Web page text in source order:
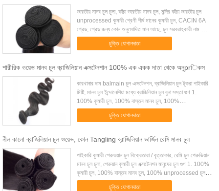
ভারতীয় মানব চুল চুলা, কাঁচা ভারতীয় মানব চুল, মন্দির কাঁচা ভারতীয় চুল
unprocessed কুমারী শ্রেণী শীর্ষ মানের কুমারী চুল, CACIN 6A
গ্রেড, গ্রেড জন্য কোন অনুমোদিত মান আছে, চুল সরবরাহকারী নাম গ্রেড
নিজেদের দ্বারা...
চুক্তি যোগানদাতা
শারীরিক ওয়েভ মানব চুল ব্রাজিলিয়ান এক্সটেনশান 100% এক একক দাতা থেকে অনুprিকস
কারখানার দাম balmain চুল এক্সটেনশন, ব্রাজিলিয়ান চুল টুকরা পাইকারি
মিষ্টি, মানব চুল ইন্দোনেশিয়া মধ্যে ব্রাজিলিয়ান চুল বুনা সস্তা গুণ 1.
100% কুমারী চুল, 100% বাস্তব মানব চুল, 100%
unprocessed চুল, 100% ব্রাজি...
চুক্তি যোগানদাতা
নীল কালো ব্রাজিলিয়ান চুল ওয়েভ, কোন Tangling ব্রাজিলিয়ান ভার্জিন রেমি মানব চুল
পাইকারি কুমারী পেরুওয়ান চুল বিক্রেতারা / বৃত্তাকার, রেমি চুল পেরুভিয়ান
মানব চুল চুলা, পেরুয়ান কুমারী চুল এক্সটেনশন মানুষের চুল গুণ 1. 100%
কুমারী চুল, 100% বাস্তব মানব চুল, 100% unprocessed চুল,
100% ব্রাজিল...
চুক্তি যোগানদাতা